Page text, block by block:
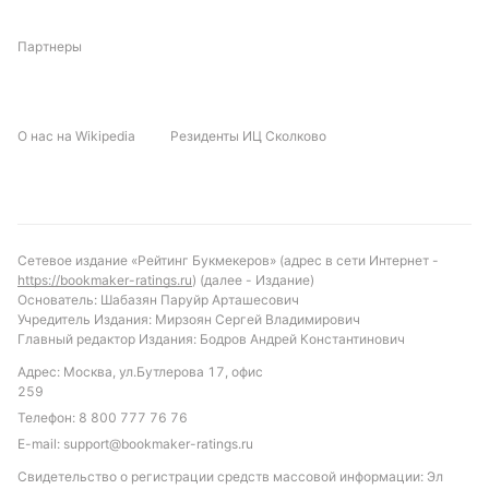
ошибки, так как обе команды пропускают в
учитывая атакующий потенциал соперников и
средние показатели лиги. Также стоит обратить
внимание на тотал больше 1.5, что соответствует
общей тенденции результативных встреч в
Национальной Лиге. Возможен исход с
минимальной разницей в счете, что делает ставку
на победу Atert с форой 0 привлекательной для
любителей осторожных прогнозов.
Партнеры
О нас на Wikipedia Резиденты ИЦ Сколково
Сетевое издание «Рейтинг Букмекеров» (адрес в сети Интернет -
https://bookmaker-ratings.ru) (далее - Издание)
Основатель: Шабазян Паруйр Арташесович
Учредитель Издания: Мирзоян Сергей Владимирович
Главный редактор Издания: Бодров Андрей Константинович
Адрес: Москва, ул.Бутлерова 17, офис
259
Телефон: 8 800 777 76 76
E-mail: support@bookmaker-ratings.ru
Свидетельство о регистрации средств массовой информации: Эл